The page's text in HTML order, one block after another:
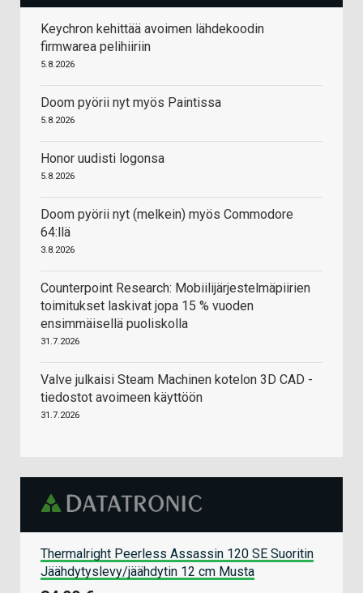
Keychron kehittää avoimen lähdekoodin
firmwarea pelihiiriin
5.8.2026
Doom pyörii nyt myös Paintissa
5.8.2026
Honor uudisti logonsa
5.8.2026
Doom pyörii nyt (melkein) myös Commodore
64:llä
3.8.2026
Counterpoint Research: Mobiilijärjestelmäpiirien
toimitukset laskivat jopa 15 % vuoden
ensimmäisellä puoliskolla
31.7.2026
Valve julkaisi Steam Machinen kotelon 3D CAD -
tiedostot avoimeen käyttöön
31.7.2026
Thermalright Peerless Assassin 120 SE Suoritin
Jäähdytyslevy/jäähdytin 12 cm Musta